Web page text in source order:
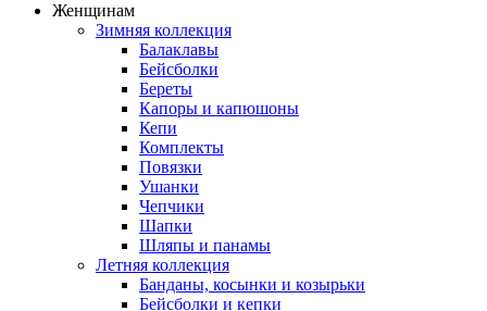
Женщинам
Зимняя коллекция
Балаклавы
Бейсболки
Береты
Капоры и капюшоны
Кепи
Комплекты
Повязки
Ушанки
Чепчики
Шапки
Шляпы и панамы
Летняя коллекция
Банданы, косынки и козырьки
Бейсболки и кепки